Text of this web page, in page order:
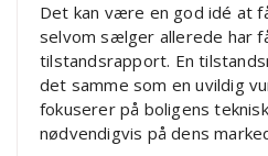
Det kan være en god idé at
selvom sælger allerede har
tilstandsrapport. En
det samme som en uvildig
fokuserer på boligens
nødvendigvis på dens